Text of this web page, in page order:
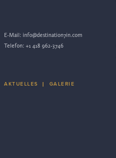
E-Mail:info@destination7in.com
Telefon:+1 418 962-3746
AKTUELLES | GALERIE